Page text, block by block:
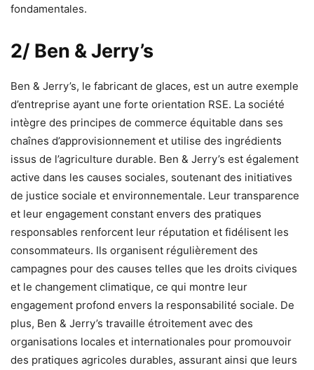
fondamentales.
2/ Ben & Jerry’s
Ben & Jerry’s, le fabricant de glaces, est un autre exemple
d’entreprise ayant une forte orientation RSE. La société
intègre des principes de commerce équitable dans ses
chaînes d’approvisionnement et utilise des ingrédients
issus de l’agriculture durable. Ben & Jerry’s est également
active dans les causes sociales, soutenant des initiatives
de justice sociale et environnementale. Leur transparence
et leur engagement constant envers des pratiques
responsables renforcent leur réputation et fidélisent les
consommateurs. Ils organisent régulièrement des
campagnes pour des causes telles que les droits civiques
et le changement climatique, ce qui montre leur
engagement profond envers la responsabilité sociale. De
plus, Ben & Jerry’s travaille étroitement avec des
organisations locales et internationales pour promouvoir
des pratiques agricoles durables, assurant ainsi que leurs